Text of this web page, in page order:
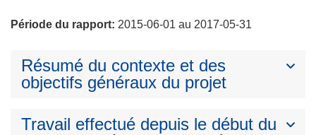
Période du rapport: 2015-06-01 au 2017-05-31
Résumé du contexte et des
objectifs généraux du projet
Travail effectué depuis le début du